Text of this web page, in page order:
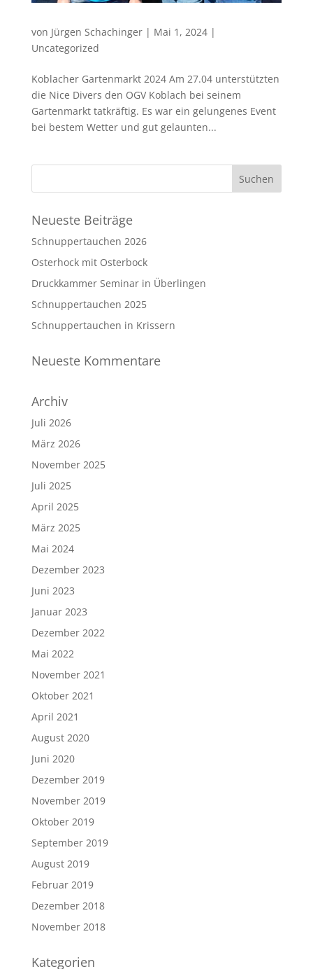
von Jürgen Schachinger| Mai 1, 2024|
Uncategorized
Koblacher Gartenmarkt 2024 Am 27.04 unterstützten
die Nice Divers den OGV Koblach bei seinem
Gartenmarkt tatkräftig. Es war ein gelungenes Event
bei bestem Wetter und gut gelaunten...
Neueste Beiträge
Schnuppertauchen 2026
Osterhock mit Osterbock
Druckkammer Seminar in Überlingen
Schnuppertauchen 2025
Schnuppertauchen in Krissern
Neueste Kommentare
Archiv
Juli 2026
März 2026
November 2025
Juli 2025
April 2025
März 2025
Mai 2024
Dezember 2023
Juni 2023
Januar 2023
Dezember 2022
Mai 2022
November 2021
Oktober 2021
April 2021
August 2020
Juni 2020
Dezember 2019
November 2019
Oktober 2019
September 2019
August 2019
Februar 2019
Dezember 2018
November 2018
Kategorien